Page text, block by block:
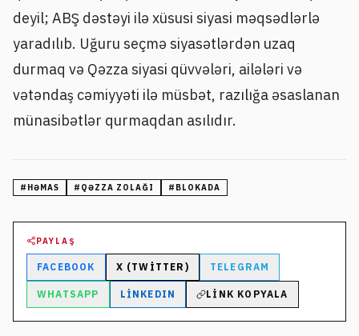
deyil; ABŞ dəstəyi ilə xüsusi siyasi məqsədlərlə
yaradılıb. Uğuru seçmə siyasətlərdən uzaq
durmaq və Qəzza siyasi qüvvələri, ailələri və
vətəndaş cəmiyyəti ilə müsbət, razılığa əsaslanan
münasibətlər qurmaqdan asılıdır.
# HƏMAS # QƏZZA ZOLAĞI # BLOKADA
PAYLAŞ
FACEBOOK X (TWITTER) TELEGRAM
WHATSAPP LINKEDIN LINK KOPYALA